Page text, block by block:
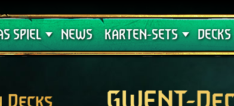
SPIEL NEWS KARTEN-SETS
Crimson Curse
DECKS
Deck-
Decks